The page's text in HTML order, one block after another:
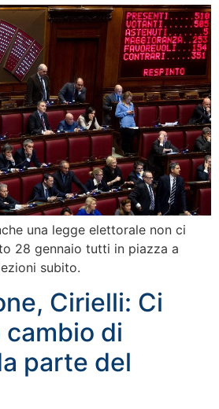
una legge elettorale non ci
28 gennaio tutti in piazza a
subito.
Cirielli: Ci
di
parte del